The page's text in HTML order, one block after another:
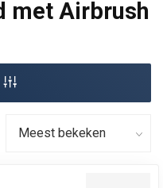
met Airbrush